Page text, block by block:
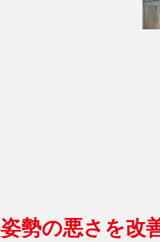
勢の悪さを改